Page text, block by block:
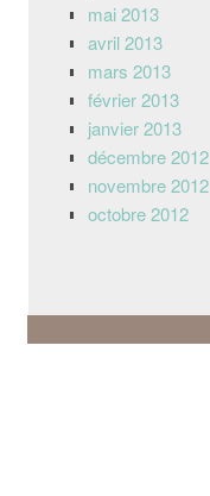
mai 2013
avril 2013
mars 2013
février 2013
janvier 2013
décembre 2012
novembre 2012
octobre 2012